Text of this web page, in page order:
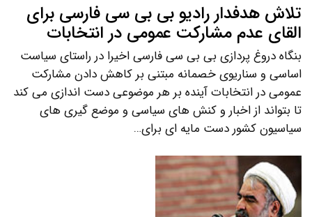
تلاش هدفدار رادیو بی بی سی فارسی برای
القای عدم مشارکت عمومی در انتخابات
بنگاه دروغ پردازی بی بی سی فارسی اخیرا در راستای سیاست
اساسی و سناریوی خصمانه مبتنی بر کاهش دادن مشارکت
عمومی در انتخابات آینده بر هر موضوعی دست اندازی می کند
تا بتواند از اخبار و کنش های سیاسی و موضع گیری های
سیاسیون کشور دست مایه ای برای…